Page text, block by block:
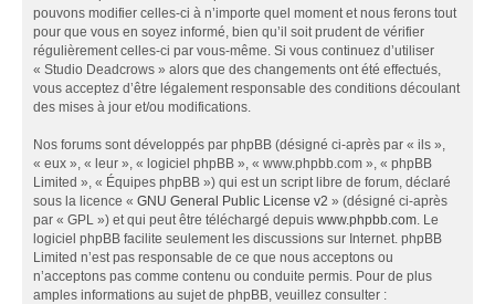
pouvons modifier celles-ci à n’importe quel moment et nous ferons tout
pour que vous en soyez informé, bien qu’il soit prudent de vérifier
régulièrement celles-ci par vous-même. Si vous continuez d’utiliser
« Studio Deadcrows » alors que des changements ont été effectués,
vous acceptez d’être légalement responsable des conditions découlant
des mises à jour et/ou modifications.
Nos forums sont développés par phpBB (désigné ci-après par « ils »,
« eux », « leur », « logiciel phpBB », « www.phpbb.com », « phpBB
Limited », « Équipes phpBB ») qui est un script libre de forum, déclaré
sous la licence « GNU General Public License v2 » (désigné ci-après
par « GPL ») et qui peut être téléchargé depuis www.phpbb.com. Le
logiciel phpBB facilite seulement les discussions sur Internet. phpBB
Limited n’est pas responsable de ce que nous acceptons ou
n’acceptons pas comme contenu ou conduite permis. Pour de plus
amples informations au sujet de phpBB, veuillez consulter :